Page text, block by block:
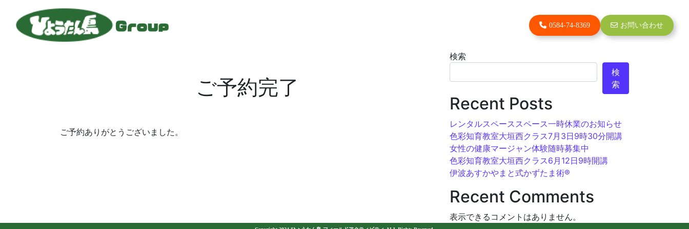
0584-74-8369 お問い合わせ
ご予約完了
ご予約ありがとうございました。
検索
検
索
Recent Posts
レンタルスペーススペース一時休業のお知らせ
色彩知育教室大垣西クラス7月3日9時30分開講
女性の健康マージャン体験随時募集中
色彩知育教室大垣西クラス6月12日9時開講
伊波あすかやまと式かずたま術®︎
Recent Comments
表示できるコメントはありません。